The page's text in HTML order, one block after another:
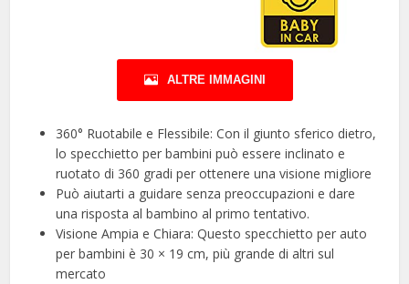
ALTRE IMMAGINI
360° Ruotabile e Flessibile: Con il giunto sferico dietro,
lo specchietto per bambini può essere inclinato e
ruotato di 360 gradi per ottenere una visione migliore
Può aiutarti a guidare senza preoccupazioni e dare
una risposta al bambino al primo tentativo.
Visione Ampia e Chiara: Questo specchietto per auto
per bambini è 30 × 19 cm, più grande di altri sul
mercato